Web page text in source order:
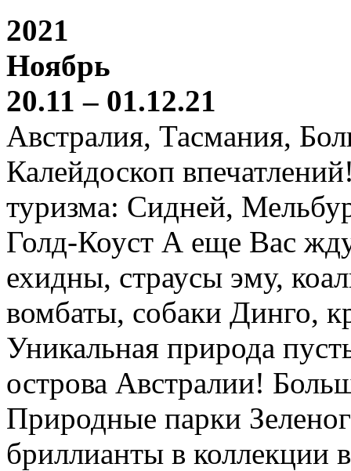
2021
Ноябрь
20.11 – 01.12.21
Австралия, Тасмания,
Калейдоскоп
туризма: Сидней,
Голд-Коуст А еще Вас
ехидны, страусы эму,
вомбаты, собаки Динго,
Уникальная природа
острова Австралии!
Природные парки
бриллианты в коллекции